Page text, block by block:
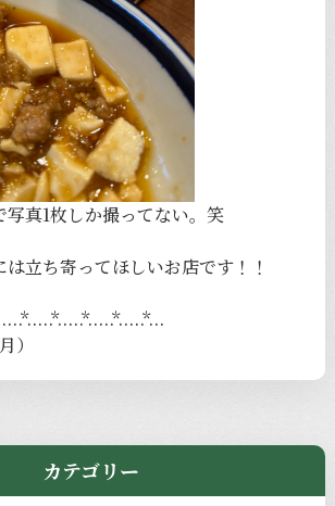
真1枚しか撮ってない。笑
立ち寄ってほしいお店です！！
）
カテゴリー